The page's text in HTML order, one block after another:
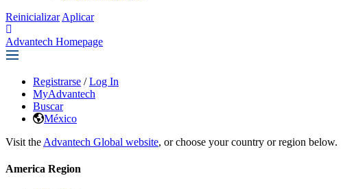
Reinicializar Aplicar
Advantech Homepage
Registrarse / Log In
MyAdvantech
Buscar
México
Visit the Advantech Global website, or choose your country or region below.
America Region